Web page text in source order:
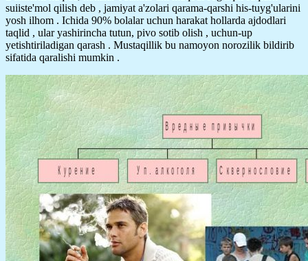
suiiste'mol qilish deb , jamiyat a'zolari qarama-qarshi his-tuyg'ularini
yosh ilhom . Ichida 90% bolalar uchun harakat hollarda ajdodlari
taqlid , ular yashirincha tutun, pivo sotib olish , uchun-up
yetishtiriladigan qarash . Mustaqillik bu namoyon norozilik bildirib
sifatida qaralishi mumkin .